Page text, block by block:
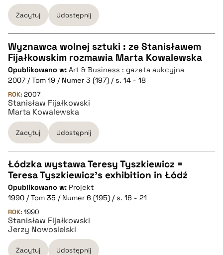
Zacytuj Udostępnij
CZYSTY TEKST
pobierz cytat
BIBTEX
pobierz cytat
Wyznawca wolnej sztuki : ze Stanisławem
Fijałkowskim rozmawia Marta Kowalewska
Opublikowano w: Art & Business : gazeta aukcyjna
2007 / Tom 19 / Numer 3 (197) / s. 14 - 18
ROK: 2007
Stanisław Fijałkowski
Marta Kowalewska
Zacytuj Udostępnij
CZYSTY TEKST
pobierz cytat
BIBTEX
Łódzka wystawa Teresy Tyszkiewicz =
Teresa Tyszkiewicz's exhibition in Łódź
Opublikowano w: Projekt
1990 / Tom 35 / Numer 6 (195) / s. 16 - 21
ROK: 1990
Stanisław Fijałkowski
Jerzy Nowosielski
Zacytuj Udostępnij